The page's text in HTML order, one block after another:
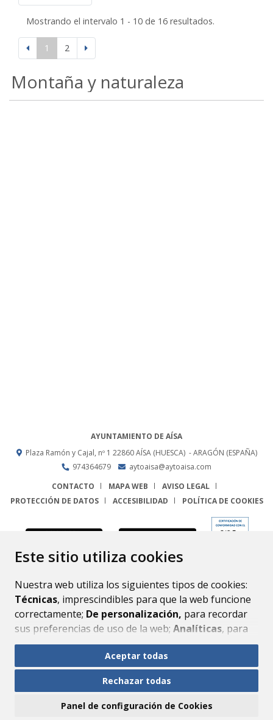
Este sitio utiliza cookies
Nuestra web utiliza los siguientes tipos de cookies:
Técnicas, imprescindibles para que la web funcione
correctamente; De personalización, para recordar
sus preferencias de uso de la web; Analíticas, para
mejorar el funcionamiento de la web y sus servicios.
Si acepta pulsando el botón“Aceptar todas”
consideramos que acepta su uso. Si pulsa el botón
ninguna acción, se guardarán las cookies técnicas
Aceptar todas
Rechazar todas
Panel de configuración de Cookies
Mostrando el intervalo 1 - 10 de 16 resultados.
1 2
Montaña y naturaleza
AYUNTAMIENTO DE AÍSA
Plaza Ramón y Cajal, nº 1 22860 AÍSA (HUESCA) - ARAGÓN (ESPAÑA)
974364679
aytoaisa@aytoaisa.com
CONTACTO
MAPA WEB
AVISO LEGAL
PROTECCIÓN DE DATOS
ACCESIBILIDAD POLÍTICA DE COOKIES